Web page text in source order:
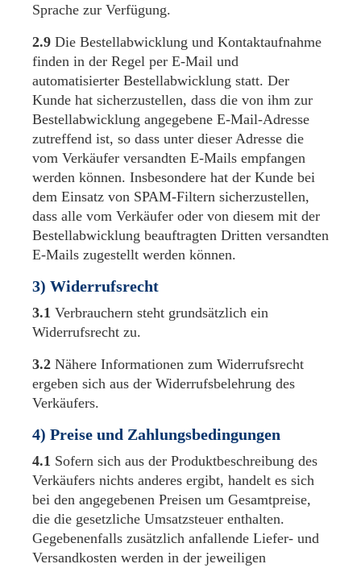
Sprache zur Verfügung.
2.9 Die Bestellabwicklung und Kontaktaufnahme
finden in der Regel per E-Mail und
automatisierter Bestellabwicklung statt. Der
Kunde hat sicherzustellen, dass die von ihm zur
Bestellabwicklung angegebene E-Mail-Adresse
zutreffend ist, so dass unter dieser Adresse die
vom Verkäufer versandten E-Mails empfangen
werden können. Insbesondere hat der Kunde bei
dem Einsatz von SPAM-Filtern sicherzustellen,
dass alle vom Verkäufer oder von diesem mit der
Bestellabwicklung beauftragten Dritten versandten
E-Mails zugestellt werden können.
3) Widerrufsrecht
3.1 Verbrauchern steht grundsätzlich ein
Widerrufsrecht zu.
3.2 Nähere Informationen zum Widerrufsrecht
ergeben sich aus der Widerrufsbelehrung des
Verkäufers.
4) Preise und Zahlungsbedingungen
4.1 Sofern sich aus der Produktbeschreibung des
Verkäufers nichts anderes ergibt, handelt es sich
bei den angegebenen Preisen um Gesamtpreise,
die die gesetzliche Umsatzsteuer enthalten.
Gegebenenfalls zusätzlich anfallende Liefer- und
Versandkosten werden in der jeweiligen